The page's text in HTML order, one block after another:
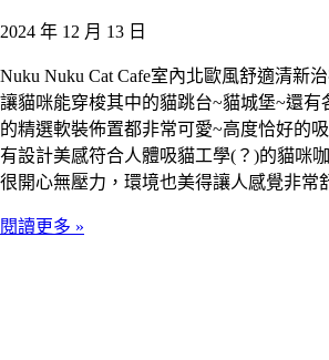
2024 年 12 月 13 日
Nuku Nuku Cat Cafe室內北歐風舒適清新
讓貓咪能穿梭其中的貓跳台~貓城堡~還有
的精選軟裝佈置都非常可愛~高度恰好的
有設計美感符合人體吸貓工學(？)的貓咪
很開心無壓力，環境也美得讓人感覺非常
閱讀更多 »